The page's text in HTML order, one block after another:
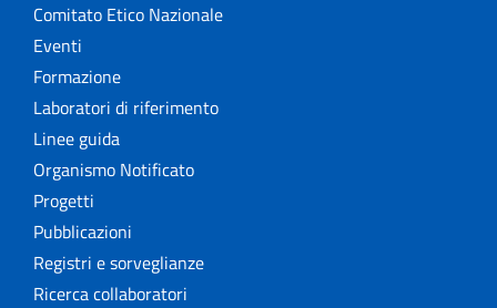
Comitato Etico Nazionale
Eventi
Formazione
Laboratori di riferimento
Linee guida
Organismo Notificato
Progetti
Pubblicazioni
Registri e sorveglianze
Ricerca collaboratori